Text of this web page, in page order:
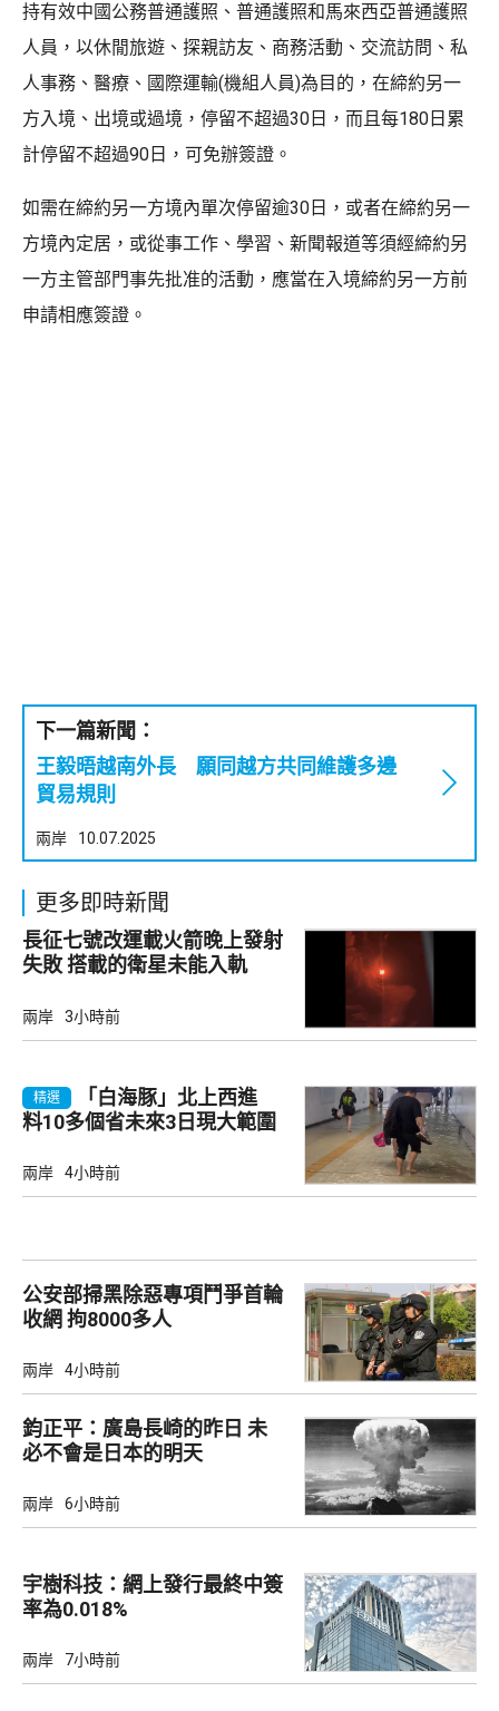
持有效中國公務普通護照、普通護照和馬來西亞普通護照
人員，以休閒旅遊、探親訪友、商務活動、交流訪問、私
人事務、醫療、國際運輸(機組人員)為目的，在締約另一
方入境、出境或過境，停留不超過30日，而且每180日累
計停留不超過90日，可免辦簽證。
如需在締約另一方境內單次停留逾30日，或者在締約另一
方境內定居，或從事工作、學習、新聞報道等須經締約另
一方主管部門事先批准的活動，應當在入境締約另一方前
申請相應簽證。
下一篇新聞：
王毅晤越南外長 願同越方共同維護多邊
貿易規則
兩岸 10.07.2025
更多即時新聞
長征七號改運載火箭晚上發射
失敗 搭載的衛星未能入軌
兩岸 3小時前
精選
「白海豚」北上西進
料10多個省未來3日現大範圍
兩岸 4小時前
公安部掃黑除惡專項鬥爭首輪
收網 拘8000多人
兩岸 4小時前
鈞正平：廣島長崎的昨日 未
必不會是日本的明天
兩岸 6小時前
宇樹科技：網上發行最終中簽
率為0.018%
兩岸 7小時前